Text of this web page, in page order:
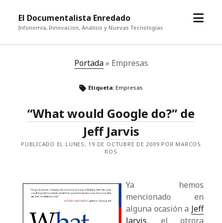
El Documentalista Enredado
Infonomía, Innovación, Análisis y Nuevas Tecnologías
abrir
Portada» Empresas
Etiqueta: Empresas
“What would Google do?” de
Jeff Jarvis
PUBLICADO EL LUNES, 19 DE OCTUBRE DE 2009 POR MARCOS
ROS
Ya hemos
mencionado en
alguna ocasión a Jeff
Jarvis, el otrora